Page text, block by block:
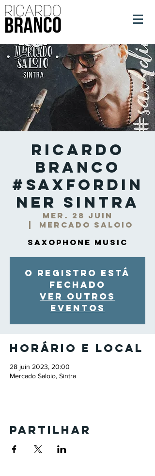
Ricardo
Branco
#SaxForDin
ner Sintra
mer. 28 juin
Mercado Saloio
Saxophone Music
O registro está
fechado
Ver outros
eventos
Horário e local
28 juin 2023, 20:00
Mercado Saloio, Sintra
Partilhar